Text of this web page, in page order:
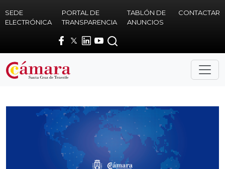
SEDE
ELECTRÓNICA
PORTAL DE
TRANSPARENCIA
TABLÓN DE
ANUNCIOS
CONTACTAR